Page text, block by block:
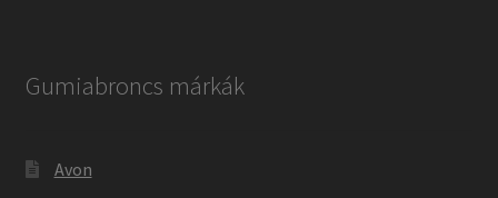
Gumiabroncs márkák
Avon